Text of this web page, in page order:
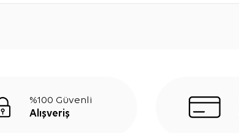
%100 Güvenli
Alışveriş